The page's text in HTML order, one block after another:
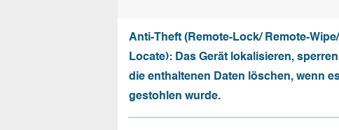
Anti-Theft (Remote-Lock/ Remote-Wipe/
Locate): Das Gerät lokalisieren,
die enthaltenen Daten löschen, wenn
gestohlen wurde.